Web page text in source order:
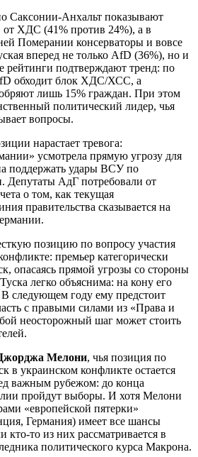
Саксонии-Анхальт показывают
ХДС (41% против 24%), а в
Померании консерваторы и вовсе
вперед не только AfD (36%), но и
подтверждают тренд: по
обходит блок ХДС/ХСС, а
лишь 15% граждан. При этом
политический лидер, чья
вопросы.
нарастает тревога:
усмотрела прямую угрозу для
поддержать удары ВСУ по
Депутаты АдГ потребовали от
о том, как текущая
правительства сказывается на
позицию по вопросу участия
премьер категорически
опасаясь прямой угрозы со стороны
легко объяснима: на кону его
следующем году ему предстоит
с правыми силами из «Права и
неосторожный шаг может стоить
Мелони, чья позиция по
в украинском конфликте остается
важным рубежом: до конца
пройдут выборы. И хотя Мелони
«европейской пятерки»
Германия) имеет все шансы
кто-то из них рассматривается в
политического курса Макрона.